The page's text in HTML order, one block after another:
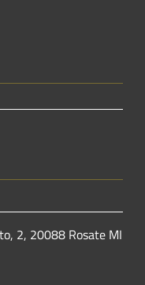
2, 20088 Rosate MI